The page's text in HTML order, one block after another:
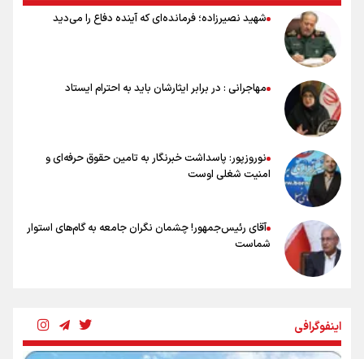
نصرتی: پاسخ بیرانوند سنخیتی با صحبت‌های علی دایی نداشت/
ملی‌پوشان نباید از خودشان تعریف کنند!
خلعتبری: جای دو سه نفر در جام جهانی خالی بود/ تیم ملی نیاز به تغییر
نسل دارد/ دوست دارم آرژانتین قهرمان شود
شاهرخی: اندازه داشته‌هایمان از بازار جام جهانی برداشت کردیم/ دودستی
سرنوشت صعود را به تیم‌های دیگر سپردیم
عالمی: جام جهانی از مرحله حذفی جان گرفت/ درباره شیوه بازی تیم ملی
نقد وجود دارد
شهید نصیرزاده؛ فرمانده‌ای که آینده دفاع را می‌دید
مهاجرانی : در برابر ایثارشان باید به احترام ایستاد
نوروزپور: پاسداشت خبرنگار به تامین حقوق حرفه‌ای و
امنیت شغلی اوست
آقای رئیس‌جمهور! چشمان نگران جامعه به گام‌های استوار
شماست
اینفوگرافی